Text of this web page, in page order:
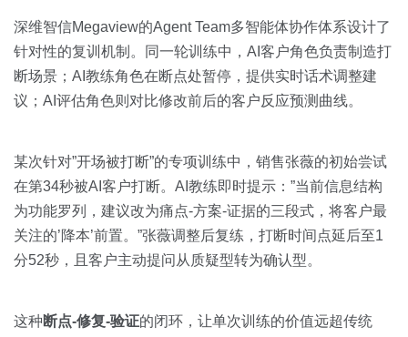
深维智信Megaview的Agent Team多智能体协作体系设计了
针对性的复训机制。同一轮训练中，AI客户角色负责制造打
断场景；AI教练角色在断点处暂停，提供实时话术调整建
议；AI评估角色则对比修改前后的客户反应预测曲线。
某次针对”开场被打断”的专项训练中，销售张薇的初始尝试
在第34秒被AI客户打断。AI教练即时提示：”当前信息结构
为功能罗列，建议改为痛点-方案-证据的三段式，将客户最
关注的’降本’前置。”张薇调整后复练，打断时间点延后至1
分52秒，且客户主动提问从质疑型转为确认型。
这种断点-修复-验证的闭环，让单次训练的价值远超传统